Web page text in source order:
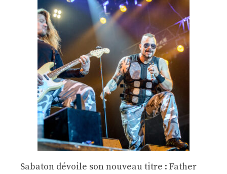
Sabaton dévoile son nouveau titre : Father